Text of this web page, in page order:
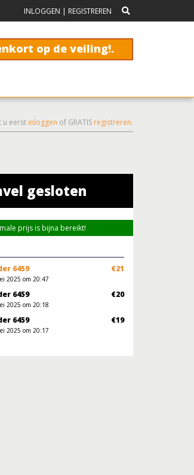
INLOGGEN | REGISTREREN
op de veiling!.
u eerst inloggen of GRATIS registreren.
gesloten
prijs is bijna bereikt!
6459 €21
2025 om 20:47
6459 €20
2025 om 20:18
6459 €19
2025 om 20:17